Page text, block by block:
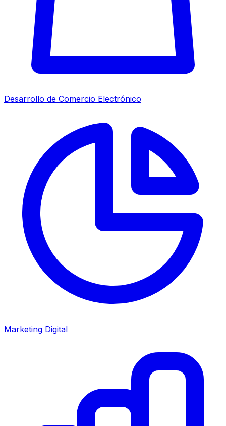
Desarrollo de Comercio Electrónico
Marketing Digital